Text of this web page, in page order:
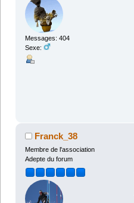
Messages: 404
Sexe:
Franck_38
Membre de l'association
Adepte du forum